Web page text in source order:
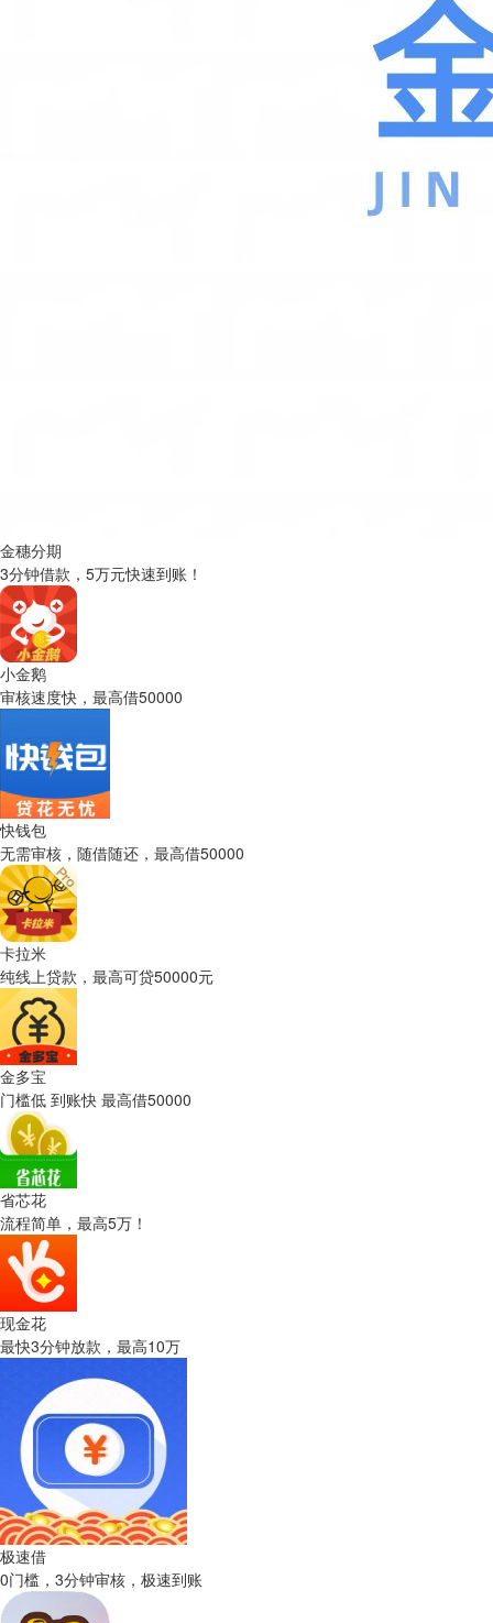
金穗分期
3分钟借款，5万元快速到账！
小金鹅
审核速度快，最高借50000
快钱包
无需审核，随借随还，最高借50000
卡拉米
纯线上贷款，最高可贷50000元
金多宝
门槛低 到账快 最高借50000
省芯花
流程简单，最高5万！
现金花
最快3分钟放款，最高10万
极速借
0门槛，3分钟审核，极速到账